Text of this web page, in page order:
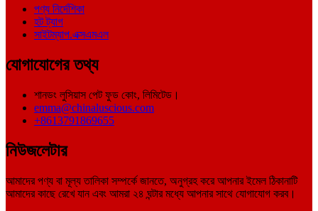
পণ্য নির্দেশিকা
হট ট্যাগ
সাইটম্যাপ.এক্সএমএল
যোগাযোগের তথ্য
শানডং লুসিয়াস পেট ফুড কোং, লিমিটেড।
emma@chinaluscious.com
+8613791869655
নিউজলেটার
আমাদের পণ্য বা মূল্য তালিকা সম্পর্কে জানতে, অনুগ্রহ করে আপনার ইমেল ঠিকানাটি
আমাদের কাছে রেখে যান এবং আমরা ২৪ ঘন্টার মধ্যে আপনার সাথে যোগাযোগ করব।